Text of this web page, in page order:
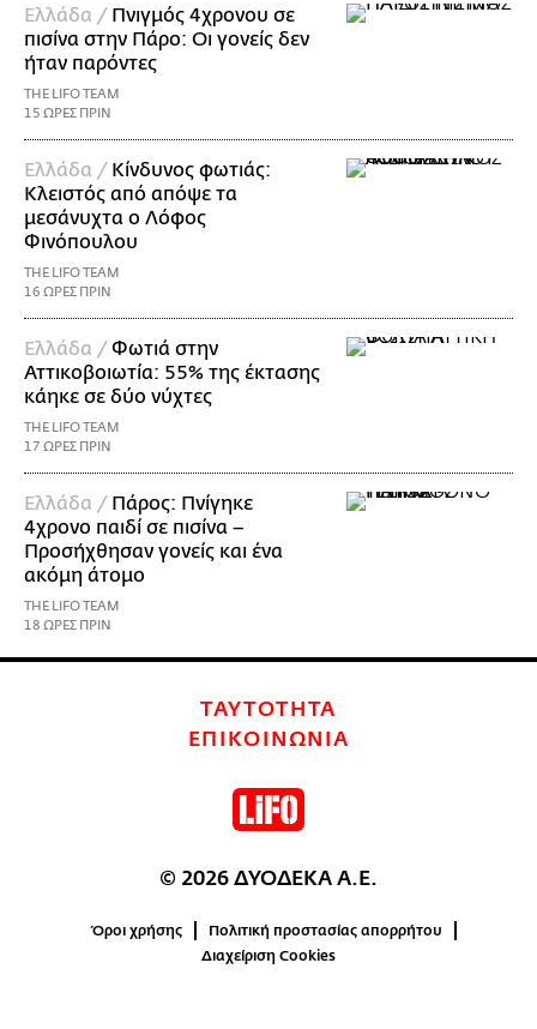
Ελλάδα / Πνιγμός 4χρονου σε
πισίνα στην Πάρο: Οι γονείς δεν
ήταν παρόντες
THE LIFO TEAM
15 ΩΡΕΣ ΠΡΙΝ
Ελλάδα / Κίνδυνος φωτιάς:
Κλειστός από απόψε τα
μεσάνυχτα ο Λόφος
Φινόπουλου
THE LIFO TEAM
16 ΩΡΕΣ ΠΡΙΝ
Ελλάδα /Φωτιά στην
Αττικοβοιωτία: 55% της έκτασης
κάηκε σε δύο νύχτες
THE LIFO TEAM
17 ΩΡΕΣ ΠΡΙΝ
Ελλάδα / Πάρος: Πνίγηκε
4χρονο παιδί σε πισίνα –
Προσήχθησαν γονείς και ένα
ακόμη άτομο
THE LIFO TEAM
18 ΩΡΕΣ ΠΡΙΝ
ΤΑΥΤΟΤΗΤΑ
ΕΠΙΚΟΙΝΩΝΙΑ
© 2026 ΔΥΟΔΕΚΑ Α.Ε.
Όροι χρήσης
Πολιτική προστασίας απορρήτου
Διαχείριση Cookies